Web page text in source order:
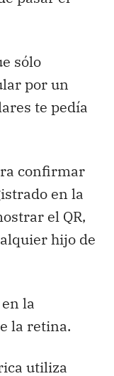
sólo
por un
te pedía
confirmar
en la
el QR,
hijo de
la
la retina.
utiliza